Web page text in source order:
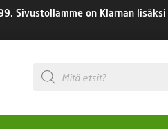
Sivustollamme on Klarnan
Products
search